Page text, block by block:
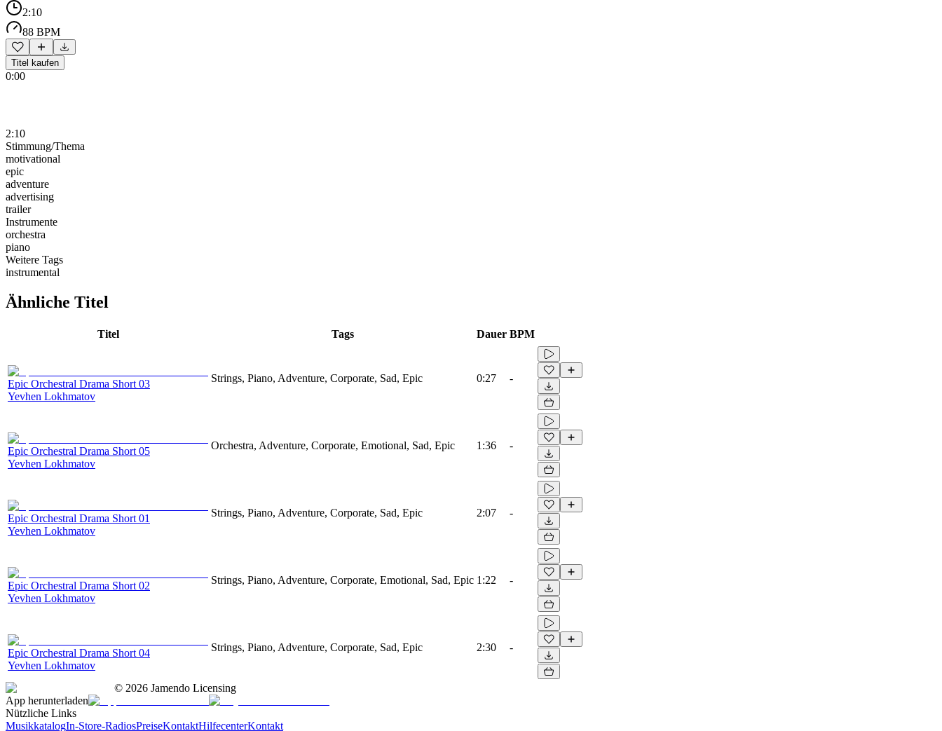
2:10
88 BPM
Titel kaufen
0:00
2:10
Stimmung/Thema
motivational
epic
adventure
advertising
trailer
Instrumente
orchestra
piano
Weitere Tags
instrumental
Ähnliche Titel
Titel Tags Dauer BPM
Epic Orchestral Drama Short 03
Yevhen Lokhmatov
Strings, Piano, Adventure, Corporate, Sad, Epic 0:27 -
Epic Orchestral Drama Short 05
Yevhen Lokhmatov
Orchestra, Adventure, Corporate, Emotional, Sad, Epic 1:36 -
Epic Orchestral Drama Short 01
Yevhen Lokhmatov
Strings, Piano, Adventure, Corporate, Sad, Epic 2:07 -
Epic Orchestral Drama Short 02
Yevhen Lokhmatov
Strings, Piano, Adventure, Corporate, Emotional, Sad, Epic 1:22 -
Epic Orchestral Drama Short 04
Yevhen Lokhmatov
Strings, Piano, Adventure, Corporate, Sad, Epic 2:30 -
© 2026 Jamendo Licensing
App herunterladen
Nützliche Links
MusikkatalogIn-Store-RadiosPreiseKontaktHilfecenterKontakt